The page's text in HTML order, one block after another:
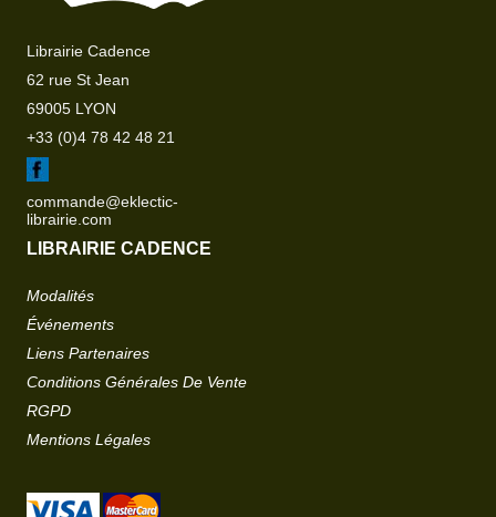
Librairie Cadence
62 rue St Jean
69005 LYON
+33 (0)4 78 42 48 21
commande@eklectic-
librairie.com
LIBRAIRIE CADENCE
Modalités
Événements
Liens Partenaires
Conditions Générales De Vente
RGPD
Mentions Légales